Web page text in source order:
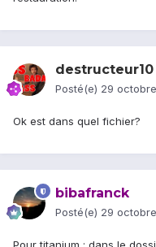
destructeur10
Posté(e) 29 octobre
Ok est dans quel fichier?
bibafranck
Posté(e) 29 octobre